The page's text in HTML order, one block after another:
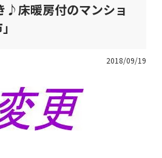
♪床暖房付のマンショ
2018/09/19